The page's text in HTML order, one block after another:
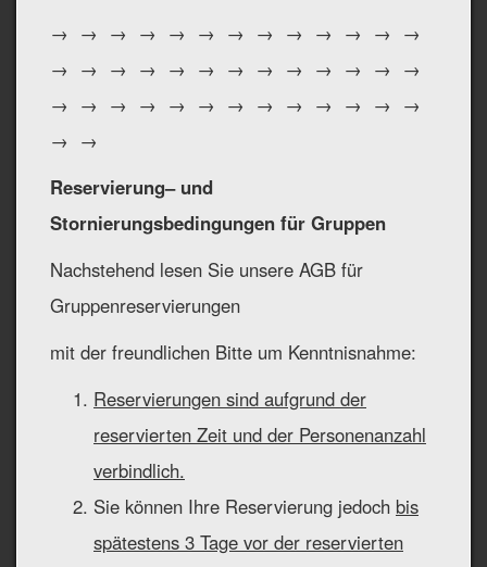
→ → → → → → → → → → → → →
→ → → → → → → → → → → → →
→ → → → → → → → → → → → →
→ →
Reservierung– und
Stornierungsbedingungen für Gruppen
Nachstehend lesen Sie unsere AGB für
Gruppenreservierungen
mit der freundlichen Bitte um Kenntnisnahme:
Reservierungen sind aufgrund der
reservierten Zeit und der Personenanzahl
verbindlich.
Sie können Ihre Reservierung jedoch bis
spätestens 3 Tage vor der reservierten